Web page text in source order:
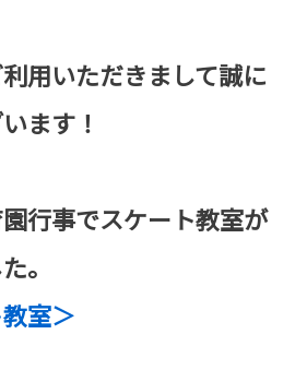
用いただきまして誠に
ます！
行事でスケート教室が
。
室＞